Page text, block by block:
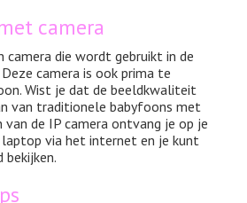
camera
camera die wordt gebruikt in de
camera is ook prima te
Wist je dat de beeldkwaliteit
van traditionele babyfoons met
van de IP camera ontvang je op je
via het internet en je kunt